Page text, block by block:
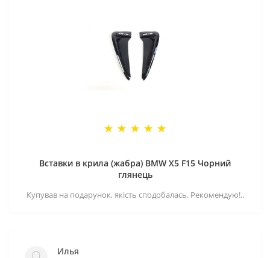
Вставки в крила (жабра) BMW X5 F15 Чорний
глянець
Купував на подарунок, якість сподобалась. Рекомендую!..
Илья